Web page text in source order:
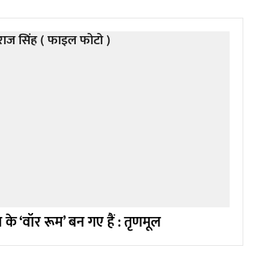
के ‘वॉर रूम’ बन गए हैं : तृणमूल